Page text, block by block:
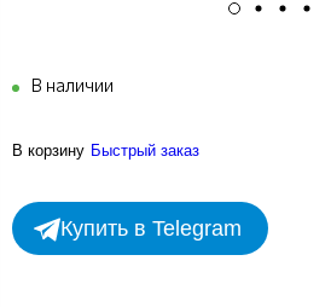
В наличии
В корзину Быстрый заказ
Купить в Telegram